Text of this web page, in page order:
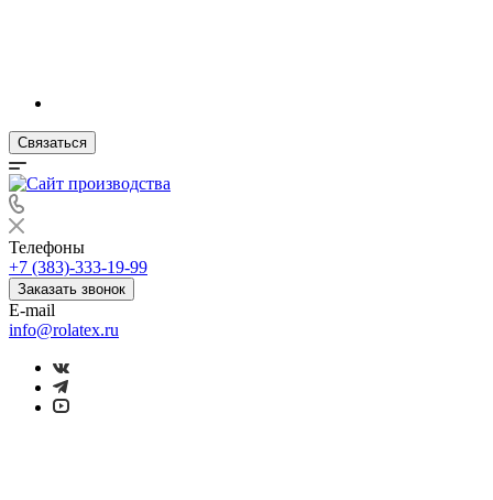
Связаться
Телефоны
+7 (383)-333-19-99
Заказать звонок
E-mail
info@rolatex.ru